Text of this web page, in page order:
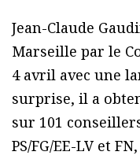
Jean-Claude
Marseille par le
4 avril avec une
surprise, il a
sur 101
PS/FG/EE-LV et